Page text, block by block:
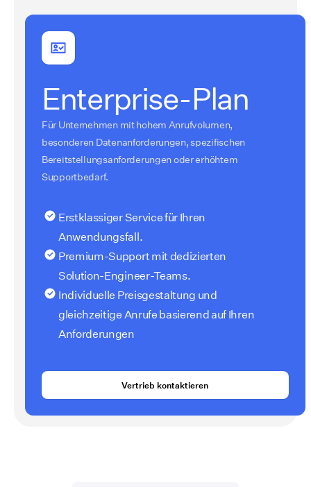
Enterprise-Plan
Für Unternehmen mit hohem Anrufvolumen,
besonderen Datenanforderungen, spezifischen
Bereitstellungsanforderungen oder erhöhtem
Supportbedarf.
Erstklassiger Service für Ihren
Anwendungsfall.
Premium-Support mit dedizierten
Solution-Engineer-Teams.
Individuelle Preisgestaltung und
gleichzeitige Anrufe basierend auf Ihren
Anforderungen
Vertrieb kontaktieren